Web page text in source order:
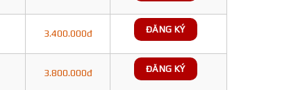
3.400.000đ ĐĂNG KÝ
3.800.000đ ĐĂNG KÝ